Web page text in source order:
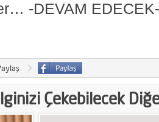
-DEVAM EDECEK-
Çekebilecek